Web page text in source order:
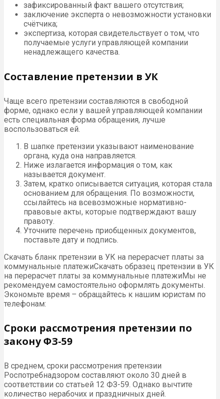
зафиксированный факт вашего отсутствия;
заключение эксперта о невозможности установки
счётчика;
экспертиза, которая свидетельствует о том, что
получаемые услуги управляющей компании
ненадлежащего качества.
Составление претензии в УК
Чаще всего претензии составляются в свободной
форме, однако если у вашей управляющей компании
есть специальная форма обращения, лучше
воспользоваться ей.
В шапке претензии указывают наименование
органа, куда она направляется.
Ниже излагается информация о том, как
называется документ.
Затем, кратко описывается ситуация, которая стала
основанием для обращения. По возможности,
ссылайтесь на всевозможные нормативно-
правовые акты, которые подтверждают вашу
правоту.
Уточните перечень приобщенных документов,
поставьте дату и подпись.
Скачать бланк претензии в УК на перерасчет платы за
коммунальные платежиСкачать образец претензии в УК
на перерасчет платы за коммунальные платежиМы не
рекомендуем самостоятельно оформлять документы.
Экономьте время – обращайтесь к нашим юристам по
телефонам:
Сроки рассмотрения претензии по
закону ФЗ-59
В среднем, сроки рассмотрения претензии
Роспотребнадзором составляют около 30 дней в
соответствии со статьей 12 ФЗ-59. Однако вычтите
количество нерабочих и праздничных дней.